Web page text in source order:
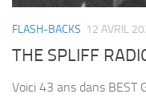
FLASH-BACKS 12 AVRIL
THE SPLIFF
Voici 43 ans dans BEST